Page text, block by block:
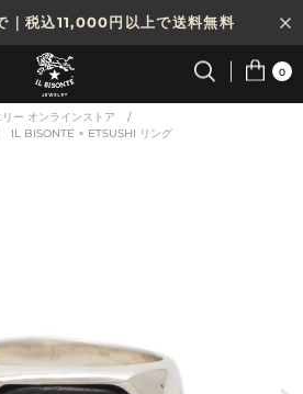
税込11,000円以上で送料無料
から選べる、新しいギフトガイド
COLOR LEATHER
0
ー オンラインストア
/
IL BISONTE × ETSUSHI リング